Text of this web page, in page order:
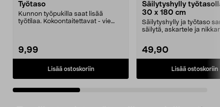
Työtaso
Kunnon työpukilla saat lisää
työtilaa. Kokoontaitettavat - vie
9,99
Lisää ostoskoriin
Säilytyshylly
30 x 180 cm
Säilytyshylly ja työtaso
säilytä, askartele ja
49,90
Lisää ostoskoriin